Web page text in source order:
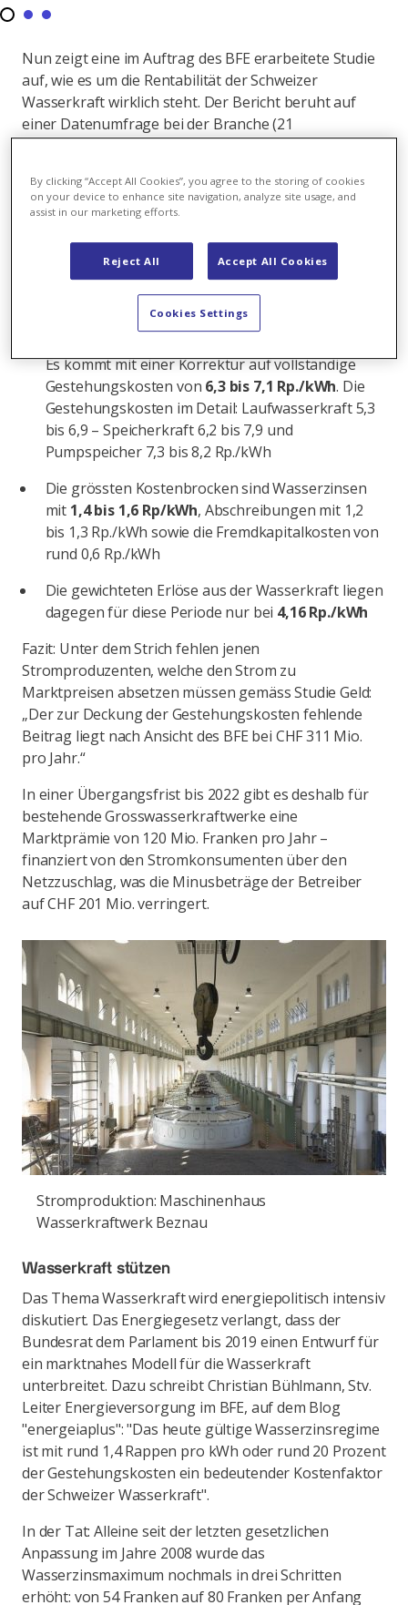
Nun zeigt eine im Auftrag des BFE erarbeitete Studie
auf, wie es um die Rentabilität der Schweizer
Wasserkraft wirklich steht. Der Bericht beruht auf
einer Datenumfrage bei der Branche (21
Betreiber/Produktion von 25‘000 GWh. Das entspricht
Das sind die wichtigsten Resultate:
Vollständige Gestehungskosten aus Sicht der
Wasserkraftbetreiber 2011 bis 2016
6,9 bis 7,7 Rp./kWh
Das BFE hält die von der Branche abgegeben
Es kommt mit einer Korrektur auf vollständige
Gestehungskosten von 6,3 bis 7,1 Rp./kWh. Die
Gestehungskosten im Detail: Laufwasserkraft 5,3
bis 6,9 – Speicherkraft 6,2 bis 7,9 und
Pumpspeicher 7,3 bis 8,2 Rp./kWh
Die grössten Kostenbrocken sind Wasserzinsen
mit 1,4 bis 1,6 Rp/kWh, Abschreibungen mit 1,2
bis 1,3 Rp./kWh sowie die Fremdkapitalkosten von
rund 0,6 Rp./kWh
Die gewichteten Erlöse aus der Wasserkraft liegen
dagegen für diese Periode nur bei 4,16 Rp./kWh
Fazit: Unter dem Strich fehlen jenen
Stromproduzenten, welche den Strom zu
Marktpreisen absetzen müssen gemäss Studie Geld:
„Der zur Deckung der Gestehungskosten fehlende
Beitrag liegt nach Ansicht des BFE bei CHF 311 Mio.
pro Jahr.“
In einer Übergangsfrist bis 2022 gibt es deshalb für
bestehende Grosswasserkraftwerke eine
Marktprämie von 120 Mio. Franken pro Jahr –
finanziert von den Stromkonsumenten über den
Netzzuschlag, was die Minusbeträge der Betreiber
auf CHF 201 Mio. verringert.
Stromproduktion: Maschinenhaus
Wasserkraftwerk Beznau
Wasserkraft stützen
Das Thema Wasserkraft wird energiepolitisch intensiv
diskutiert. Das Energiegesetz verlangt, dass der
Bundesrat dem Parlament bis 2019 einen Entwurf für
ein marktnahes Modell für die Wasserkraft
unterbreitet. Dazu schreibt Christian Bühlmann, Stv.
Leiter Energieversorgung im BFE, auf dem Blog
"energeiaplus": "Das heute gültige Wasserzinsregime
ist mit rund 1,4 Rappen pro kWh oder rund 20 Prozent
der Gestehungskosten ein bedeutender Kostenfaktor
der Schweizer Wasserkraft".
In der Tat: Alleine seit der letzten gesetzlichen
Anpassung im Jahre 2008 wurde das
Wasserzinsmaximum nochmals in drei Schritten
erhöht: von 54 Franken auf 80 Franken per Anfang
By clicking “Accept All Cookies”, you agree to the storing of cookies
on your device to enhance site navigation, analyze site usage, and
assist in our marketing efforts.
Reject All Accept All Cookies
Cookies Settings